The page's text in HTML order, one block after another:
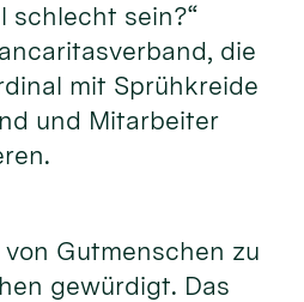
schlecht sein?“
die
mit Sprühkreide
und Mitarbeiter
Gutmenschen zu
gewürdigt. Das